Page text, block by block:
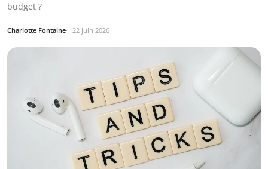
budget ?
Charlotte Fontaine 22 juin 2026